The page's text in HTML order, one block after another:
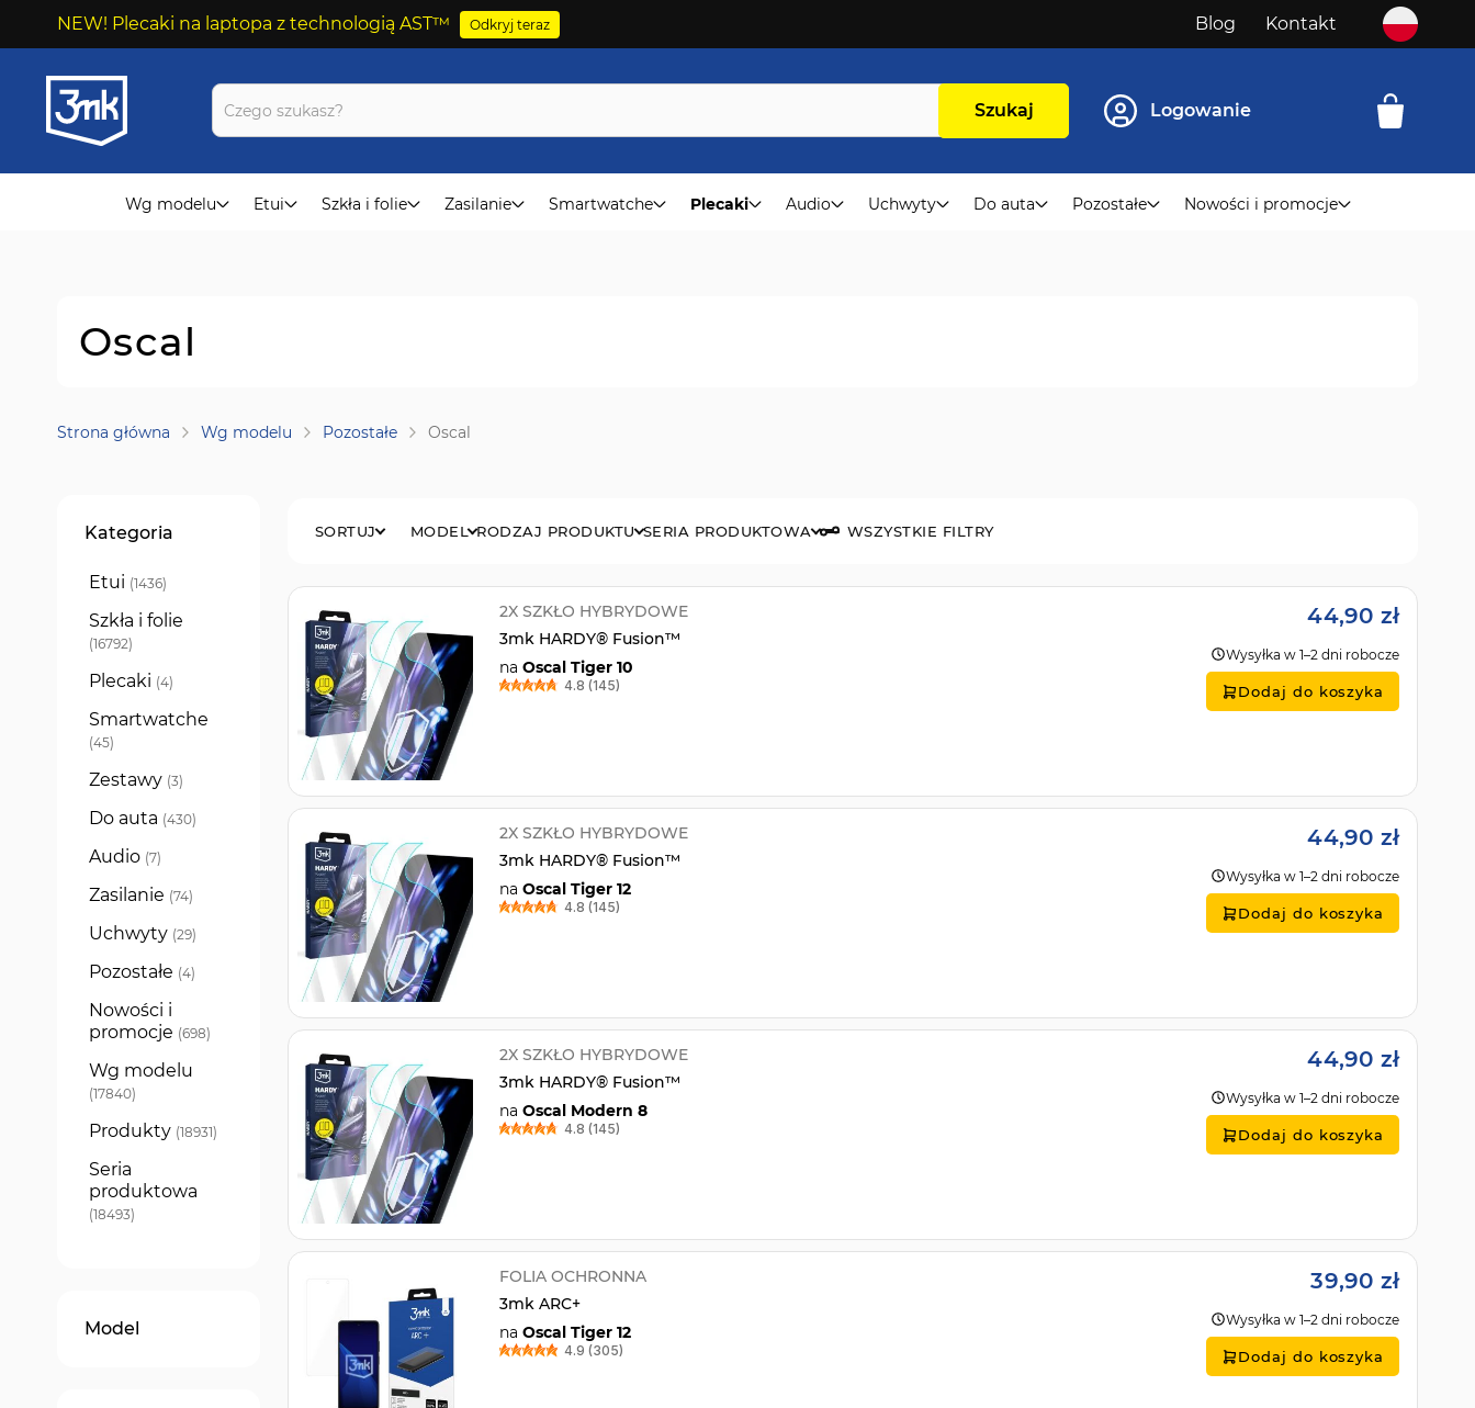
NEW! Plecaki na laptopa z technologią AST™ Odkryj teraz
Przejdź
do
treści
Blog Kontakt
Szukaj Logowanie
Wg modelu Etui Szkła i folie Zasilanie Smartwatche Plecaki Audio Uchwyty Do auta Pozostałe Nowości i promocje
Oscal
Strona główna Wg modelu Pozostałe Oscal
MODEL RODZAJ PRODUKTU SERIA PRODUKTOWA WSZYSTKIE FILTRY
SORTUJ
2X SZKŁO HYBRYDOWE
3mk HARDY® Fusion™
na Oscal Tiger 10
4.8 (145)
44,90 zł
Wysyłka w 1–2 dni robocze
Dodaj do koszyka
2X SZKŁO HYBRYDOWE
3mk HARDY® Fusion™
na Oscal Tiger 12
4.8 (145)
44,90 zł
Wysyłka w 1–2 dni robocze
Dodaj do koszyka
2X SZKŁO HYBRYDOWE
3mk HARDY® Fusion™
na Oscal Modern 8
4.8 (145)
44,90 zł
Wysyłka w 1–2 dni robocze
Dodaj do koszyka
FOLIA OCHRONNA
3mk ARC+
na Oscal Tiger 12
4.9 (305)
39,90 zł
Wysyłka w 1–2 dni robocze
Dodaj do koszyka
Kategoria
Etui 1436
produkty
Szkła i folie
16792
produkty
Plecaki 4
produkty
Smartwatche
45
produkty
Zestawy 3
produkty
Do auta 430
produkty
Audio 7
produkty
Zasilanie 74
produkty
Uchwyty 29
produkty
Pozostałe 4
produkty
Nowości i
promocje 698
produkty
Wg modelu
17840
produkty
Produkty 18931
produkty
Seria
produktowa
18493
produkty
Model